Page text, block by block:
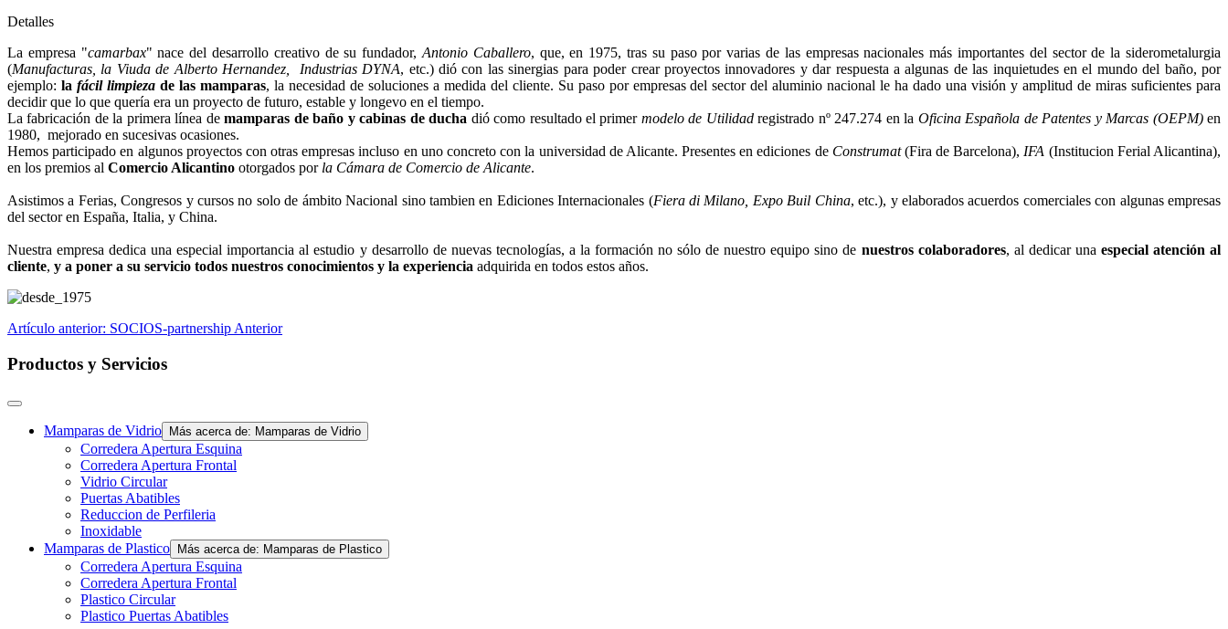
Detalles
La empresa "camarbax" nace del desarrollo creativo de su fundador,Antonio Caballero, que, en 1975, tras su paso por varias de las empresas nacionales más importantes del sector de la siderometalurgia
(Manufacturas, la Viuda de Alberto Hernandez, Industrias DYNA, etc.) dió con las sinergias para poder crear proyectos innovadores y dar respuesta a algunas de las inquietudes en el mundo del baño, por
ejemplo: la fácil limpieza de las mamparas, la necesidad de soluciones a medida del cliente. Su paso por empresas del sector del aluminio nacional le ha dado una visión y amplitud de miras suficientes para
decidir que lo que quería era un proyecto de futuro, estable y longevo en el tiempo.
La fabricación de la primera línea demamparas de baño y cabinas de ducha dió como resultado el primer modelo de Utilidadregistrado nº 247.274 en la Oficina Española de Patentes y Marcas (OEPM)en
1980, mejorado en sucesivas ocasiones.
Hemos participado en algunos proyectos con otras empresas incluso en uno concreto con la universidad de Alicante. Presentes en ediciones de Construmat(Fira de Barcelona), IFA (Institucion Ferial Alicantina),
en los premios al Comercio Alicantino otorgados por la Cámara de Comercio de Alicante.
Asistimos a Ferias, Congresos y cursos no solo de ámbito Nacional sino tambien en Ediciones Internacionales (Fiera di Milano, Expo Buil China, etc.), y elaborados acuerdos comerciales con algunas empresas
del sector en España, Italia, y China.
Nuestra empresa dedica una especial importancia al estudio y desarrollo de nuevas tecnologías, a la formación no sólo de nuestro equipo sino de nuestros colaboradores, al dedicar una especial atención al
cliente, y a poner a su servicio todos nuestros conocimientos y la experiencia adquirida en todos estos años.
Artículo anterior: SOCIOS-partnership Anterior
Productos y Servicios
Mamparas de Vidrio Más acerca de: Mamparas de Vidrio
Corredera Apertura Esquina
Corredera Apertura Frontal
Vidrio Circular
Puertas Abatibles
Reduccion de Perfileria
Inoxidable
Mamparas de Plastico
Más acerca de: Mamparas de Plastico
Corredera Apertura Esquina
Corredera Apertura Frontal
Plastico Circular
Plastico Puertas Abatibles